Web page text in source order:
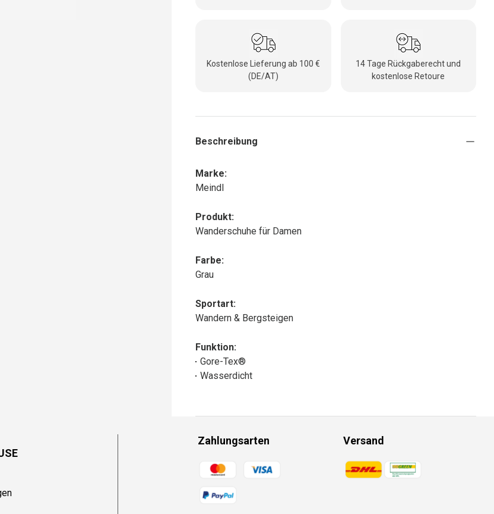
Kostenlose Lieferung ab 100 €
(DE/AT)
14 Tage Rückgaberecht und
kostenlose Retoure
Beschreibung
Marke:
Meindl
Produkt:
Wanderschuhe für Damen
Farbe:
Grau
Sportart:
Wandern & Bergsteigen
Funktion:
Gore-Tex®
Wasserdicht
Zahlungsarten
Zahlungsmethoden
Versand
Zahlungsmethoden